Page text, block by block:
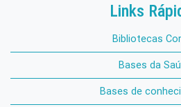
Links
Bibliotecas
Bases da
Bases de